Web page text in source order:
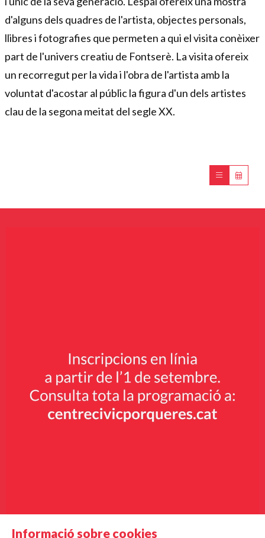
d'alguns dels quadres de l'artista, objectes personals,
llibres i fotografies que permeten a qui el visita conèixer
part de l'univers creatiu de Fontserè. La visita ofereix
un recorregut per la vida i l'obra de l'artista amb la
voluntat d'acostar al públic la figura d'un dels artistes
clau de la segona meitat del segle XX.
Informació sobre cookies